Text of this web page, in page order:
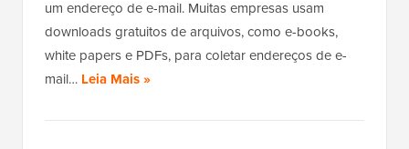
um endereço de e-mail. Muitas empresas usam
downloads gratuitos de arquivos, como e-books,
white papers e PDFs, para coletar endereços de e-
mail… Leia Mais »